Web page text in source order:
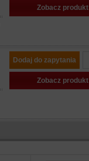
Zobacz produkt
Dodaj do zapytania
Zobacz produkt